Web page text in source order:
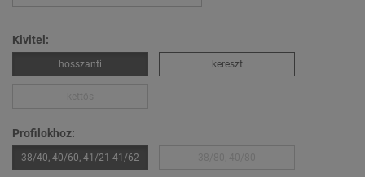
Kivitel:
hosszanti kereszt
Profilokhoz:
38/40, 40/60, 41/21-41/62